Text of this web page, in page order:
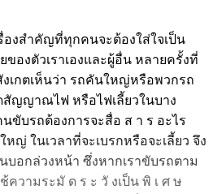
องสำคัญที่ทุกคนจะต้องใส่ใจเป็น
องตัวเราเองและผู้อื่น หลายครั้งที่
งเกตเห็นว่า รถคันใหญ่หรือพวกรถ
สัญญาณไฟ หรือไฟเลี้ยวในบาง
นขับรถต้องการจะสื่อ ส า ร อะไร
ญ่ ในเวลาที่จะเบรกหรือจะเลี้ยว จึง
อกล่วงหน้า ซึ่งหากเราขับรถตาม
วามระมั ด ร ะ วั งเป็น พิ เ ศ ษ